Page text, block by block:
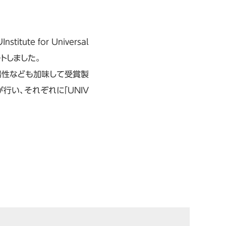
Institute for Universal
ました。
なども加味して受賞製
い、それぞれに「UNIV